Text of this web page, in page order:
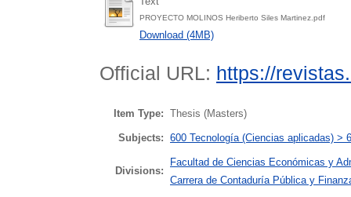
PROYECTO MOLINOS Heriberto Siles Martinez.pdf
Download (4MB)
Official URL: https://
Item Type: Thesis (Masters)
Subjects: 600 Tecnología (Ciencias aplicadas) >
Divisions:
Facultad de Ciencias Económicas y
Carrera de Contaduría Pública y